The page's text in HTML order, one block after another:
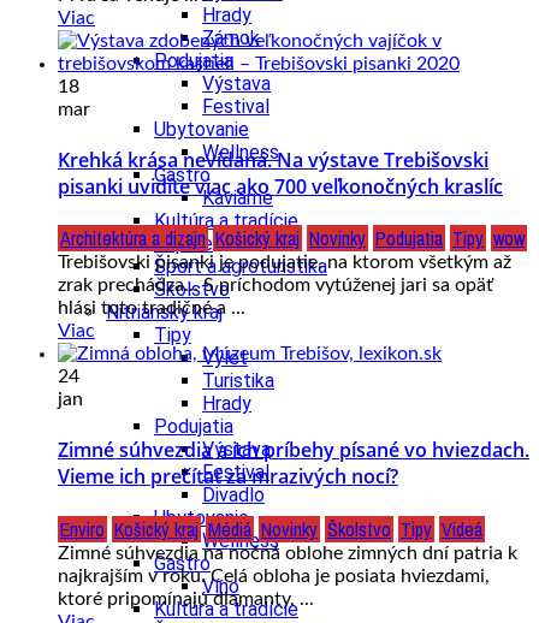
Hrady
Zámok
Podujatia
Výstava
Festival
Ubytovanie
Wellness
Gastro
Kaviarne
Kultúra a tradície
Kúpele
Šport a agroturistika
Školstvo
Nitriansky kraj
Tipy
Výlet
Turistika
Hrady
Podujatia
Výstava
Festival
Divadlo
Ubytovanie
Wellness
Gastro
Víno
Kultúra a tradície
Viac
18
mar
Krehká krása nevídaná. Na výstave Trebišovski
pisanki uvidíte viac ako 700 veľkonočných kraslíc
Architektúra a dizajn Košický kraj Novinky Podujatia Tipy wow
Trebišovski pisanki je podujatie, na ktorom všetkým až
zrak prechádza... S príchodom vytúženej jari sa opäť
hlási toto tradičné a ...
Viac
24
jan
Zimné súhvezdia a ich príbehy písané vo hviezdach.
Vieme ich prečítať za mrazivých nocí?
Enviro Košický kraj Médiá Novinky Školstvo Tipy Videá
Zimné súhvezdia na nočná oblohe zimných dní patria k
najkrajším v roku. Celá obloha je posiata hviezdami,
ktoré pripomínajú diamanty. ...